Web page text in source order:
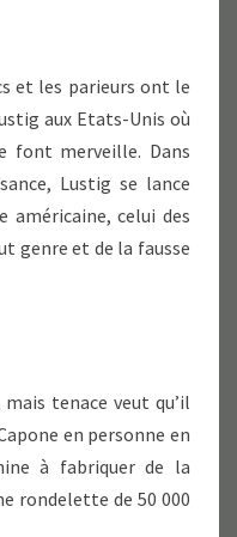
et les parieurs ont le
aux Etats-Unis où
font merveille. Dans
Lustig se lance
américaine, celui des
genre et de la fausse
tenace veut qu’il
en personne en
à fabriquer de la
rondelette de 50 000